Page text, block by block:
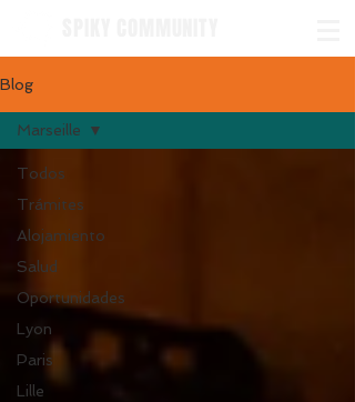
Blog
Todos
Trámites
Alojamiento
Salud
Oportunidades
Lyon
Paris
Lille
Marseille